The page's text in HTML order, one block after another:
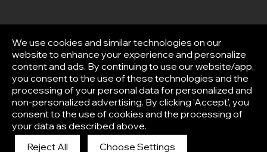
We use cookies and similar technologies on our
website to enhance your experience and personalize
content and ads. By continuing to use our website/app,
you consent to the use of these technologies and the
processing of your personal data for personalized and
non-personalized advertising. By clicking 'Accept', you
consent to the use of cookies and the processing of
your data as described above.
Reject All
Choose Settings